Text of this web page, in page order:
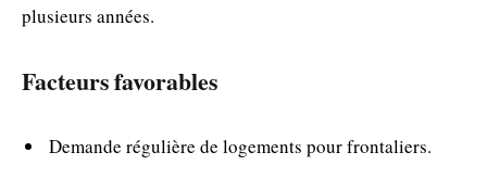
plusieurs années.
Facteurs favorables
Demande régulière de logements pour frontaliers.